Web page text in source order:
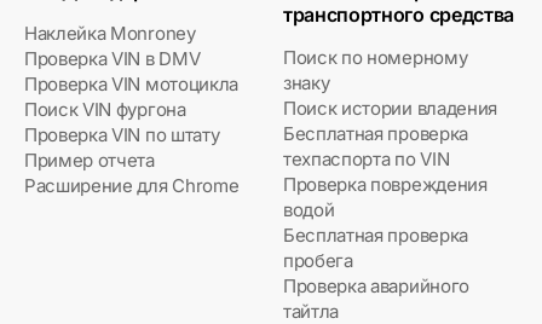
Наклейка Monroney
Проверка VIN в DMV
Проверка VIN мотоцикла
Поиск VIN фургона
Проверка VIN по штату
Пример отчета
Расширение для Chrome
транспортного средства
Поиск по номерному
знаку
Поиск истории владения
Бесплатная проверка
техпаспорта по VIN
Проверка повреждения
водой
Бесплатная проверка
пробега
Проверка аварийного
тайтла